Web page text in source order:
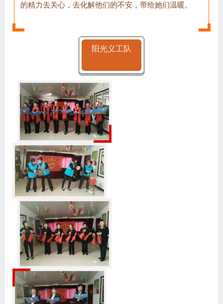
的精力去关心，去化解他们的不安，带给她们温暖。
阳光义工队